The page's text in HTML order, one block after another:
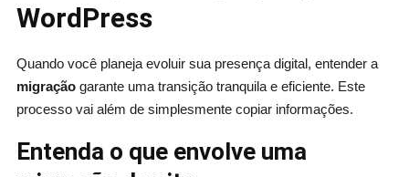
WordPress
Quando você planeja evoluir sua presença digital, entender a
migraçãogarante uma transição tranquila e eficiente. Este
processo vai além de simplesmente copiar informações.
Entenda o que envolve uma